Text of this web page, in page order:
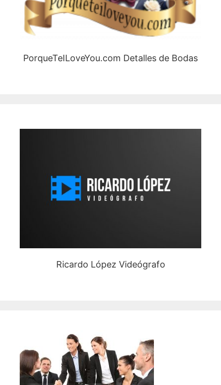
PorqueTeILoveYou.com Detalles de Bodas
Ricardo López Videógrafo